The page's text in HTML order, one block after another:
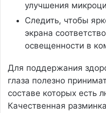
улучшения
Следить, чтобы
экрана
освещенности в
Для поддержания
глаза полезно
составе которых есть
Качественная